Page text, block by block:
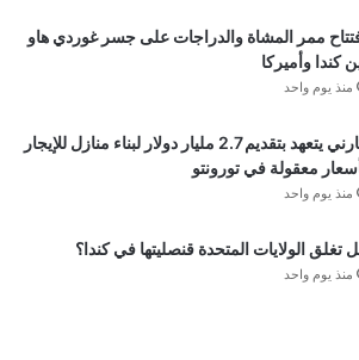
ممر المشاة والدراجات على جسر غوردي هاو
كندا وأميركا
منذ يوم واحد
كارني يتعهد بتقديم 2.7 مليار دولار لبناء منازل للإيجار
معقولة في تورونتو
منذ يوم واحد
تغلق الولايات المتحدة قنصليتها في كندا؟
منذ يوم واحد